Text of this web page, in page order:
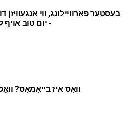
בעסטער פאַרווייַלונג, ווי אנגעוויזן
- יום טוּב אויף
וואָס איז בייאַמאַס? וואָס